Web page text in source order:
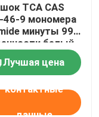
TCA CAS
46-9 мономера
минуты 99%
белый
Лучшая цена
контактные